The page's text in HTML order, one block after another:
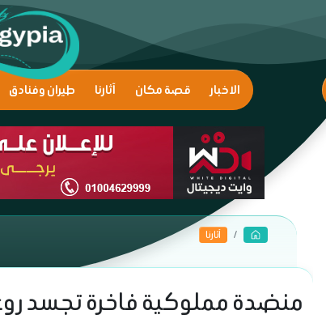
الاخبار قصة مكان آثارنا طيران وفنادق
آثارنا
منضدة مملوكية فاخرة تجسد